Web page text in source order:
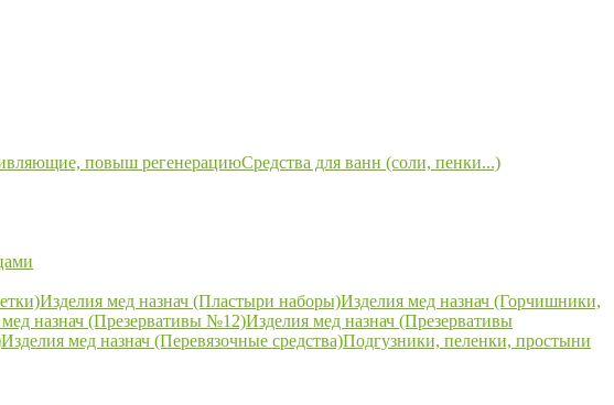
повыш регенерациюСредства для ванн (соли, пенки...)
Изделия мед назнач (Пластыри наборы)Изделия мед назнач (Горчишники,
назнач (Презервативы №12)Изделия мед назнач (Презервативы
Изделия мед назнач (Перевязочные средства)Подгузники, пеленки, простыни